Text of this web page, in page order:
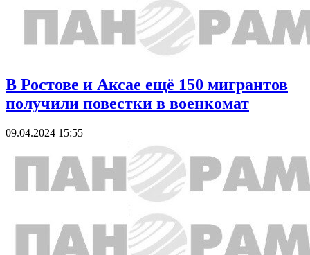
В Ростове и Аксае ещё 150 мигрантов
получили повестки в военкомат
09.04.2024 15:55